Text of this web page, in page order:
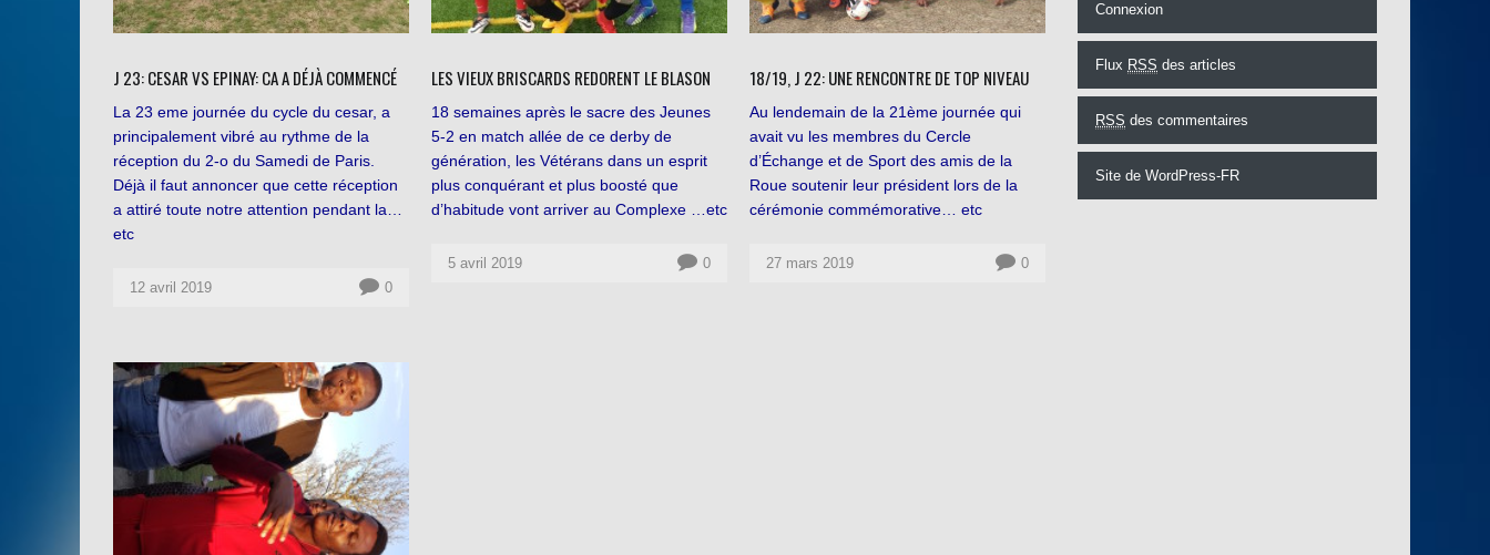
J 23: CESAR VS EPINAY: CA A DÉJÀ COMMENCÉ
La 23 eme journée du cycle du cesar, a
principalement vibré au rythme de la
réception du 2-o du Samedi de Paris.
Déjà il faut annoncer que cette réception
a attiré toute notre attention pendant la…
etc
12 avril 2019 0
LES VIEUX BRISCARDS REDORENT LE BLASON
18 semaines après le sacre des Jeunes
5-2 en match allée de ce derby de
génération, les Vétérans dans un esprit
plus conquérant et plus boosté que
d’habitude vont arriver au Complexe …etc
5 avril 2019 0
18/19, J 22: UNE RENCONTRE DE TOP NIVEAU
Au lendemain de la 21ème journée qui
avait vu les membres du Cercle
d’Échange et de Sport des amis de la
Roue soutenir leur président lors de la
cérémonie commémorative… etc
27 mars 2019 0
Connexion
Flux RSS des articles
RSS des commentaires
Site de WordPress-FR